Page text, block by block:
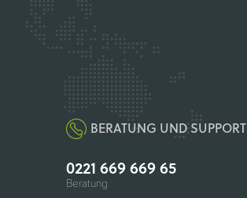
BERATUNG UND SUPPORT
0221 669 669 65
Beratung